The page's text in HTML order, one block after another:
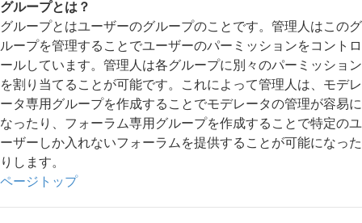
グループとは？
グループとはユーザーのグループのことです。管理人はこのグ
ループを管理することでユーザーのパーミッションをコントロ
ールしています。管理人は各グループに別々のパーミッション
を割り当てることが可能です。これによって管理人は、モデレ
ータ専用グループを作成することでモデレータの管理が容易に
なったり、フォーラム専用グループを作成することで特定のユ
ーザーしか入れないフォーラムを提供することが可能になった
りします。
ページトップ